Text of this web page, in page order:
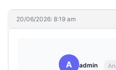
20/06/2026: 8:19 am
A admin